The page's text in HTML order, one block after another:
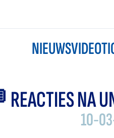
NIEUWSVIDEO
NA
10-